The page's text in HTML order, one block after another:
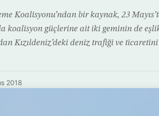
Koalisyonu’ndan bir kaynak, 23
koalisyon güçlerine ait iki geminin de
Kızıldeniz’deki deniz trafiği ve
2018